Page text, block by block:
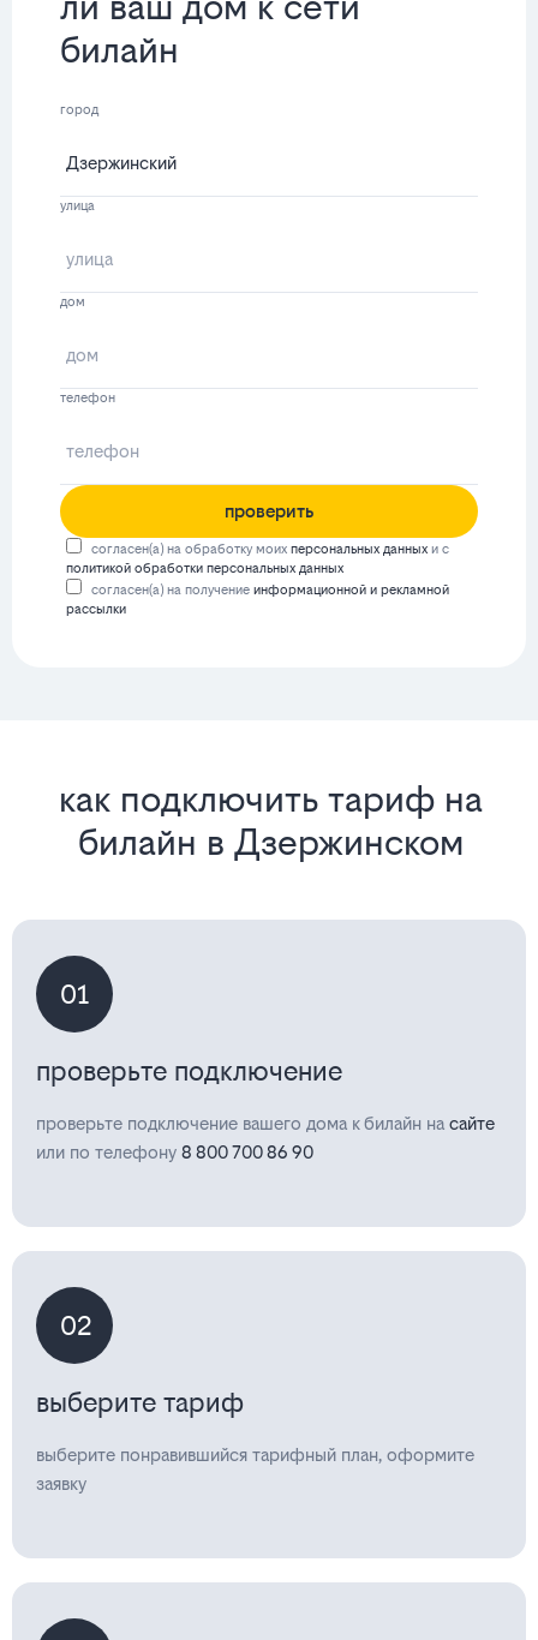
билайн
город
улица
дом
телефон
проверить
согласен(а) на обработку моих персональных данных и с
политикой обработки персональных данных
согласен(а) на получение информационной и рекламной
рассылки
как подключить тариф на
билайн в Дзержинском
01
проверьте подключение
проверьте подключение вашего дома к билайн на сайте
или по телефону 8 800 700 86 90
02
выберите тариф
выберите понравившийся тарифный план, оформите
заявку